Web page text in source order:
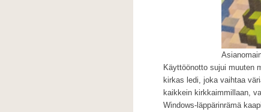
Käyttöönotto sujui muuten
kirkas ledi, joka vaihtaa
kaikkein kirkkaimmillaan,
Windows-läppärinrämä